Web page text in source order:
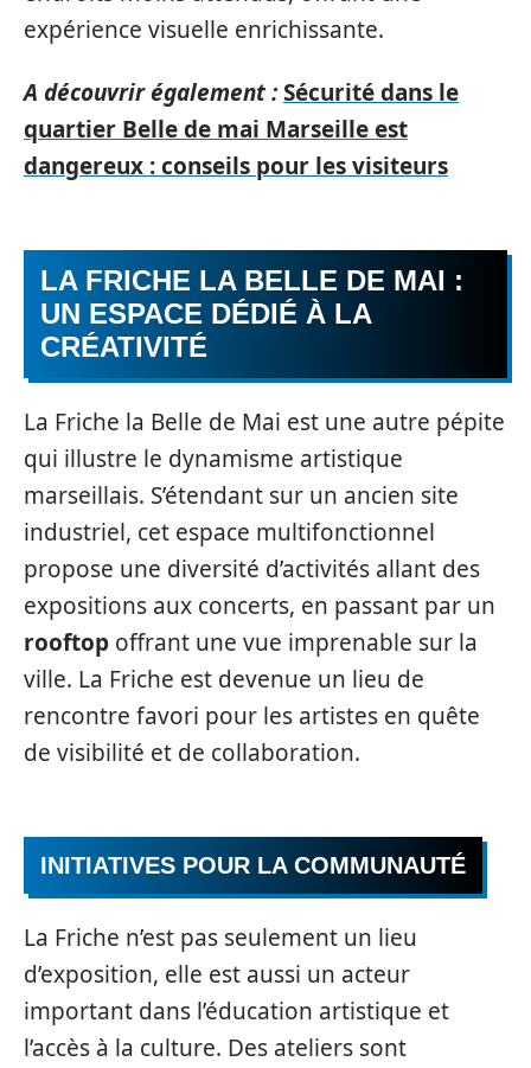
expérience visuelle enrichissante.
A découvrir également :Sécurité dans le
quartier Belle de mai Marseille est
dangereux : conseils pour les visiteurs
LA FRICHE LA BELLE DE MAI :
UN ESPACE DÉDIÉ À LA
CRÉATIVITÉ
La Friche la Belle de Mai est une autre pépite
qui illustre le dynamisme artistique
marseillais. S’étendant sur un ancien site
industriel, cet espace multifonctionnel
propose une diversité d’activités allant des
expositions aux concerts, en passant par un
rooftop offrant une vue imprenable sur la
ville. La Friche est devenue un lieu de
rencontre favori pour les artistes en quête
de visibilité et de collaboration.
INITIATIVES POUR LA COMMUNAUTÉ
La Friche n’est pas seulement un lieu
d’exposition, elle est aussi un acteur
important dans l’éducation artistique et
l’accès à la culture. Des ateliers sont